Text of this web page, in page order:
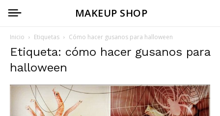
MAKEUP SHOP
Inicio Etiquetas Cómo hacer gusanos para halloween
Etiqueta: cómo hacer gusanos para
halloween